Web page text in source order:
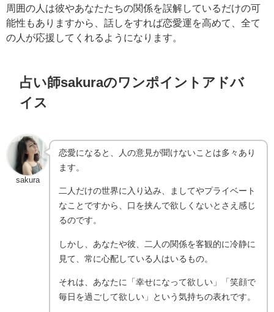
周囲の人は彼やあなたたちの関係を誤解しているだけの可
能性もありますから、話しをすれば恋愛運を高めて、全て
の人が応援してくれるようになります。
占い師sakuraのワンポイントアドバ
イス
sakura
恋愛になると、人の意見が聞けないことは多々あり
ます。
二人だけの世界に入り込み、ましてやプライベート
なことですから、口を挟んで欲しくないとさえ感じ
るのです。
しかし、あなたや彼、二人の関係を客観的に冷静に
見て、常に心配している人はいるもの。
それは、あなたに「幸せになって欲しい」「笑顔で
毎日を過ごして欲しい」という気持ちの表れです。